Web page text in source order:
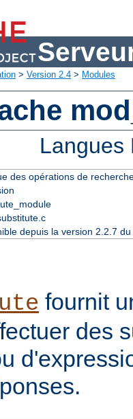
> Version 2.4 > Modules
des opérations de
depuis la version 2.2.7
fournit
des